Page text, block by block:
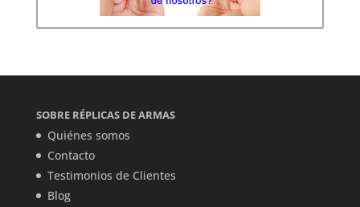
SOBRE RÉPLICAS DE ARMAS
Quiénes somos
Contacto
Testimonios de Clientes
Blog